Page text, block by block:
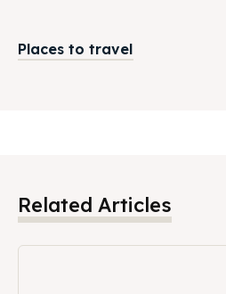
Places to travel
Related Articles